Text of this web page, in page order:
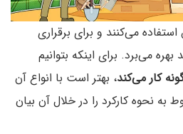
استفاده می‌کنند و برای برقراری
بهره می‌برد. برای اینکه بتوانیم
کار می‌کند، بهتر است با انواع آن
به نحوه کارکرد را در خلال آن بیان